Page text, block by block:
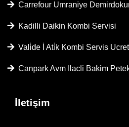
Carrefour Umraniye
Kadilli Daikin Kombi Servisi
Vali̇de İ Ati̇k Kombi Servis
Canpark Avm Ilacli Bakim
İletişim